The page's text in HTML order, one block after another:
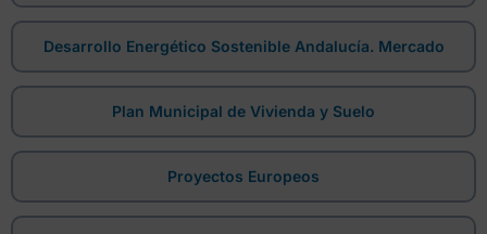
Desarrollo Energético Sostenible Andalucía. Mercado
Plan Municipal de Vivienda y Suelo
Proyectos Europeos